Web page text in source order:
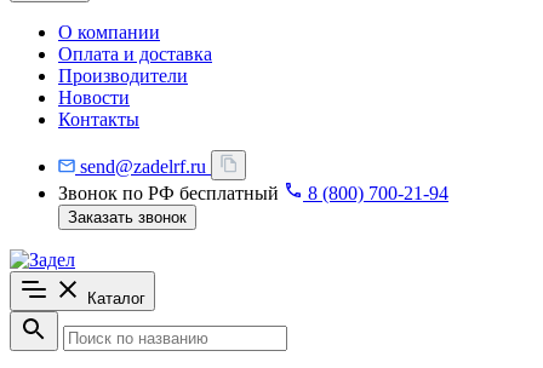
О компании
Оплата и доставка
Производители
Новости
Контакты
send@zadelrf.ru
Звонок по РФ бесплатный
8 (800) 700-21-94
Заказать звонок
Каталог